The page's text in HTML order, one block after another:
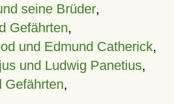
seine Brüder,
Gefährten,
und Edmund Catherick,
und Ludwig Panetius,
Gefährten,